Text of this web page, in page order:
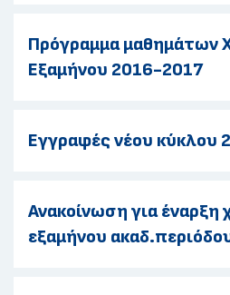
Πρόγραμμα μαθημάτων
Εξαμήνου 2016-2017
Εγγραφές νέου κύκλου
Ανακοίνωση για έναρξη
εξαμήνου